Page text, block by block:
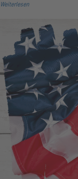
Weiterlesen